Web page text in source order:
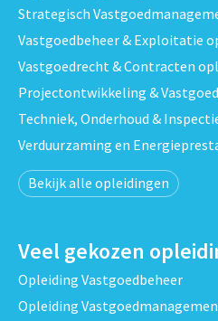
Strategisch
Vastgoedbeheer & Exploitatie
Vastgoedrecht & Contracten
Projectontwikkeling &
Techniek, Onderhoud &
Verduurzaming en
Bekijk alle opleidingen
Veel gekozen
Opleiding Vastgoedbeheer
Opleiding